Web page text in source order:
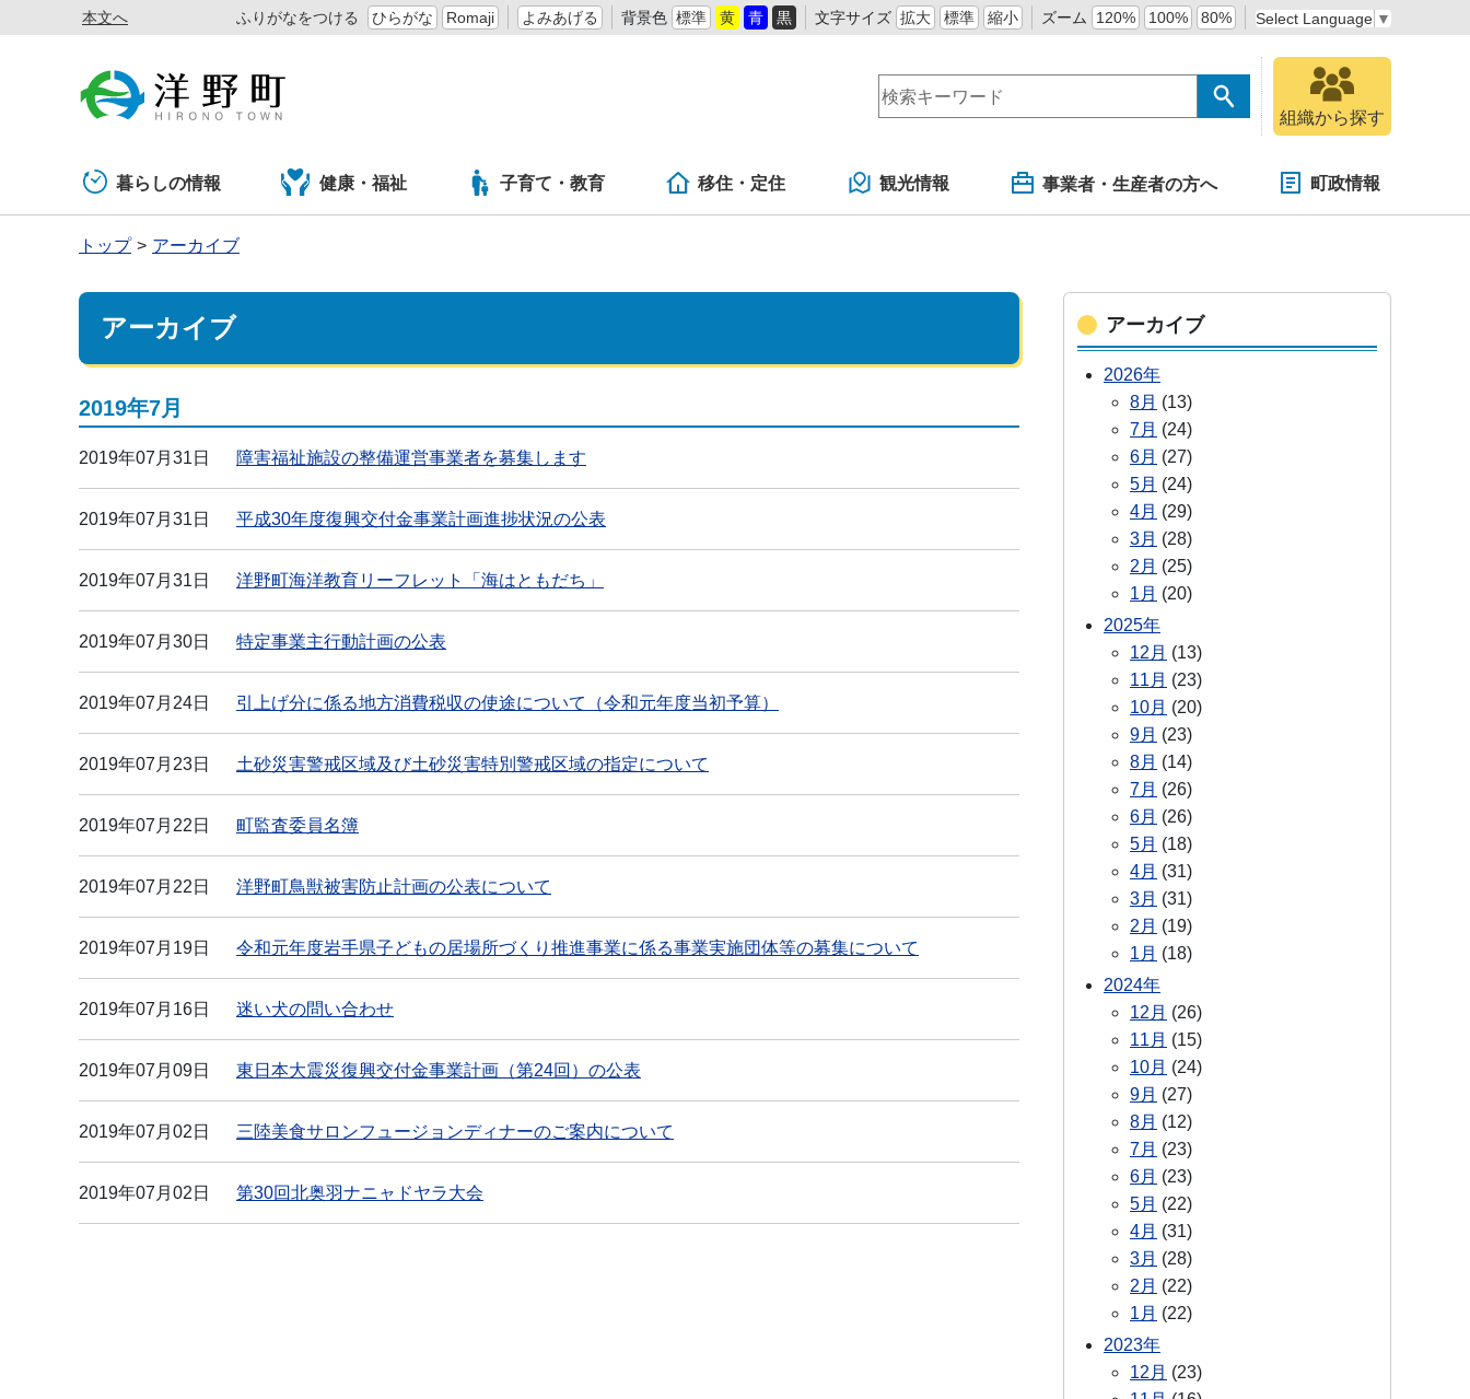
本文へ ふりがなをつける ひらがな Romaji よみあげる 背景色 標準 黄 青 黒 文字サイズ 拡大 標準 縮小 ズーム 120% 100% 80% Select Language ▼
組織から探す
暮らしの情報 健康・福祉 子育て・教育 移住・定住 観光情報 事業者・生産者の方へ 町政情報
トップ アーカイブ
アーカイブ
2019年7月
2019年07月31日 障害福祉施設の整備運営事業者を募集します
2019年07月31日 平成30年度復興交付金事業計画進捗状況の公表
2019年07月31日 洋野町海洋教育リーフレット「海はともだち」
2019年07月30日 特定事業主行動計画の公表
2019年07月24日 引上げ分に係る地方消費税収の使途について（令和元年度当初予算）
2019年07月23日 土砂災害警戒区域及び土砂災害特別警戒区域の指定について
2019年07月22日 町監査委員名簿
2019年07月22日 洋野町鳥獣被害防止計画の公表について
2019年07月19日 令和元年度岩手県子どもの居場所づくり推進事業に係る事業実施団体等の募集について
2019年07月16日 迷い犬の問い合わせ
2019年07月09日 東日本大震災復興交付金事業計画（第24回）の公表
2019年07月02日 三陸美食サロンフュージョンディナーのご案内について
2019年07月02日 第30回北奥羽ナニャドヤラ大会
アーカイブ
2026年
8月 (13)
7月 (24)
6月 (27)
5月 (24)
4月 (29)
3月 (28)
2月 (25)
1月 (20)
2025年
12月 (13)
11月 (23)
10月 (20)
9月 (23)
8月 (14)
7月 (26)
6月 (26)
5月 (18)
4月 (31)
3月 (31)
2月 (19)
1月 (18)
2024年
12月 (26)
11月 (15)
10月 (24)
9月 (27)
8月 (12)
7月 (23)
6月 (23)
5月 (22)
4月 (31)
3月 (28)
2月 (22)
1月 (22)
2023年
12月 (23)